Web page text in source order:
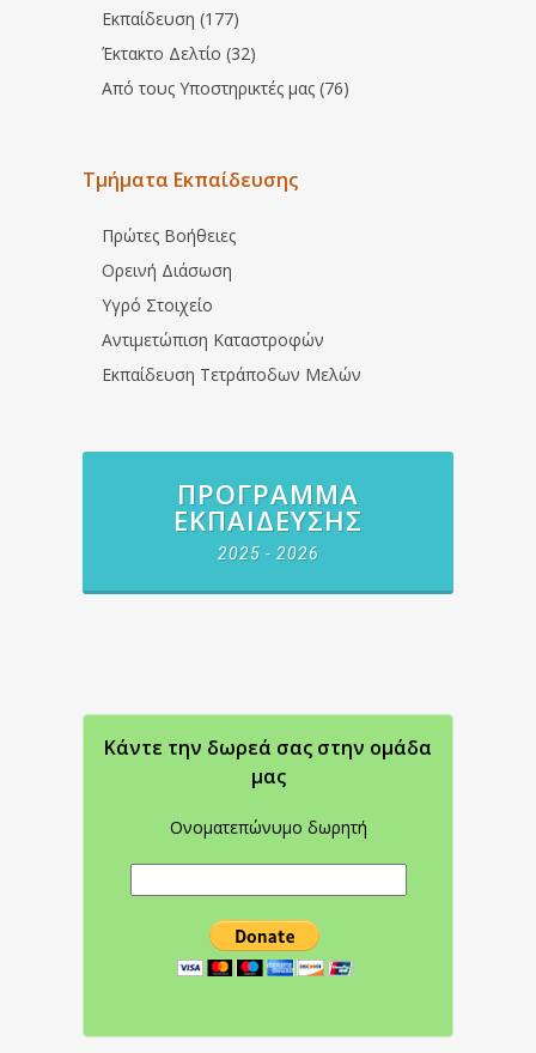
Εκπαίδευση (177)
Έκτακτο Δελτίο (32)
Από τους Υποστηρικτές μας (76)
Τμήματα Εκπαίδευσης
Πρώτες Βοήθειες
Ορεινή Διάσωση
Υγρό Στοιχείο
Αντιμετώπιση Καταστροφών
Εκπαίδευση Τετράποδων Μελών
ΠΡΌΓΡΑΜΜΑ
ΕΚΠΑΊΔΕΥΣΗΣ
2025 - 2026
Κάντε την δωρεά σας στην oμάδα
μας
Ονοματεπώνυμο δωρητή